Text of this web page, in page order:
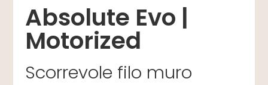
Absolute Evo |
Motorized
Scorrevole filo muro